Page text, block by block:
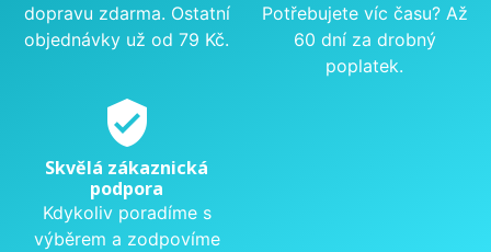
dopravu zdarma. Ostatní
objednávky už od 79 Kč.
Potřebujete víc času? Až
60 dní za drobný
poplatek.
verified_user
Skvělá zákaznická
podpora
Kdykoliv poradíme s
výběrem a zodpovíme